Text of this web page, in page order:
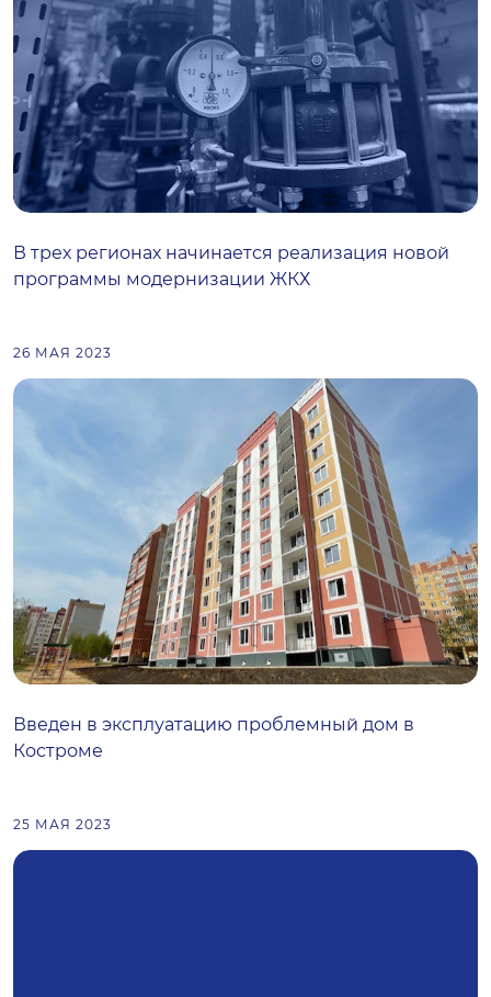
В трех регионах начинается реализация новой
программы модернизации ЖКХ
26 МАЯ 2023
Введен в эксплуатацию проблемный дом в
Костроме
25 МАЯ 2023